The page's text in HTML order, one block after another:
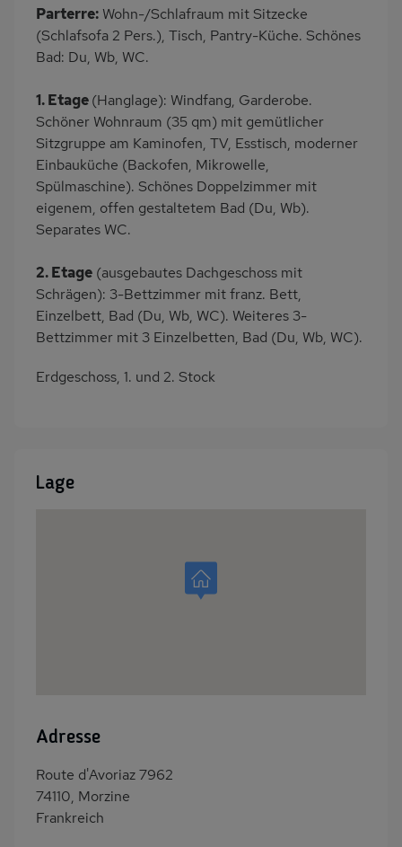
Parterre: Wohn-/Schlafraum mit Sitzecke
(Schlafsofa 2 Pers.), Tisch, Pantry-Küche. Schönes
Bad: Du, Wb, WC.
1. Etage(Hanglage): Windfang, Garderobe.
Schöner Wohnraum (35 qm) mit gemütlicher
Sitzgruppe am Kaminofen, TV, Esstisch, moderner
Einbauküche (Backofen, Mikrowelle,
Spülmaschine). Schönes Doppelzimmer mit
eigenem, offen gestaltetem Bad (Du, Wb).
Separates WC.
2. Etage (ausgebautes Dachgeschoss mit
Schrägen): 3-Bettzimmer mit franz. Bett,
Einzelbett, Bad (Du, Wb, WC). Weiteres 3-
Bettzimmer mit 3 Einzelbetten, Bad (Du, Wb, WC).
Erdgeschoss, 1. und 2. Stock
Lage
Adresse
Route d'Avoriaz 7962
74110, Morzine
Frankreich